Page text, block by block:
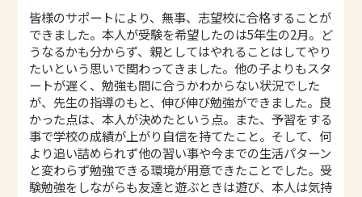
皆様のサポートにより、無事、志望校に合格することが
できました。本人が受験を希望したのは5年生の2月。ど
うなるかも分からず、親としてはやれることはしてやり
たいという思いで関わってきました。他の子よりもスタ
ートが遅く、勉強も間に合うかわからない状況でした
が、先生の指導のもと、伸び伸び勉強ができました。良
かった点は、本人が決めたという点。また、予習をする
事で学校の成績が上がり自信を持てたこと。そして、何
より追い詰められず他の習い事や今までの生活パターン
と変わらず勉強できる環境が用意できたことでした。受
験勉強をしながらも友達と遊ぶときは遊び、本人は気持